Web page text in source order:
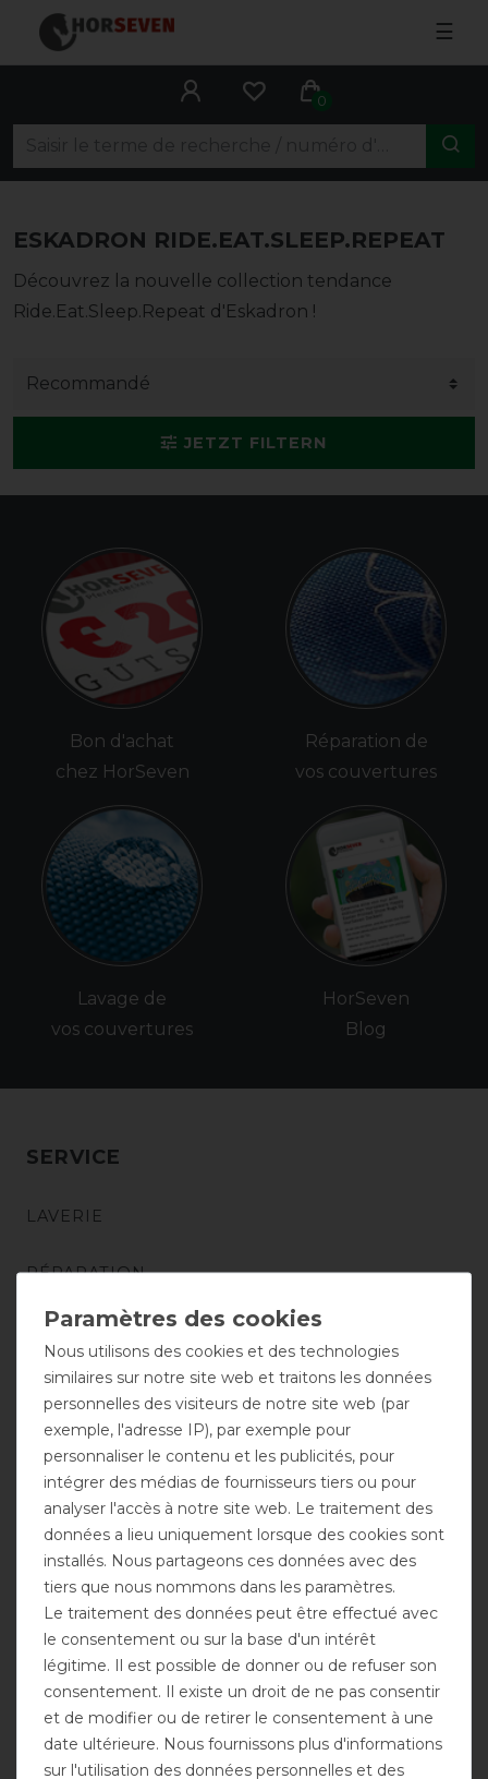
☰
0
ESKADRON RIDE.EAT.SLEEP.REPEAT
Découvrez la nouvelle collection tendance
Ride.Eat.Sleep.Repeat d'Eskadron !
JETZT FILTERN
Bon d'achat
chez HorSeven
Lavage de
vos couvertures
Réparation de
vos couvertures
HorSeven
Blog
SERVICE
LAVERIE
RÉPARATION
PERSONNALISATION
RETOURS
NOS SPONSORS
CONSEIL TÉLÉPHONIQUE
CONTACT
ACHATS
NOUVEAUTÉS
Nous utilisons des cookies et des technologies
similaires sur notre site web et traitons les données
personnelles des visiteurs de notre site web (par
exemple, l'adresse IP), par exemple pour
personnaliser le contenu et les publicités, pour
intégrer des médias de fournisseurs tiers ou pour
analyser l'accès à notre site web. Le traitement des
données a lieu uniquement lorsque des cookies sont
installés. Nous partageons ces données avec des
tiers que nous nommons dans les paramètres.
Le traitement des données peut être effectué avec
le consentement ou sur la base d'un intérêt
légitime. Il est possible de donner ou de refuser son
consentement. Il existe un droit de ne pas consentir
et de modifier ou de retirer le consentement à une
date ultérieure. Nous fournissons plus d'informations
sur l'utilisation des données personnelles et des